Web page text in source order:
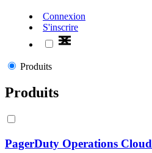
Connexion
S'inscrire
Produits
Produits
PagerDuty Operations Cloud